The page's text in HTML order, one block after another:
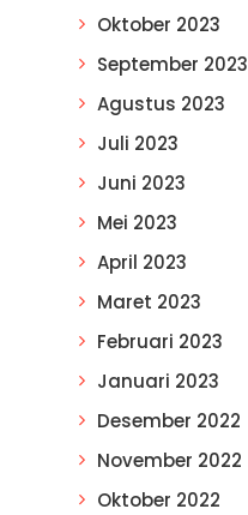
Oktober 2023
September 2023
Agustus 2023
Juli 2023
Juni 2023
Mei 2023
April 2023
Maret 2023
Februari 2023
Januari 2023
Desember 2022
November 2022
Oktober 2022